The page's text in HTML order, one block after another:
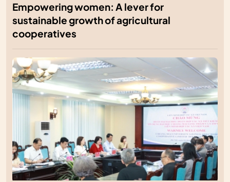
Empowering women: A lever for
sustainable growth of agricultural
cooperatives